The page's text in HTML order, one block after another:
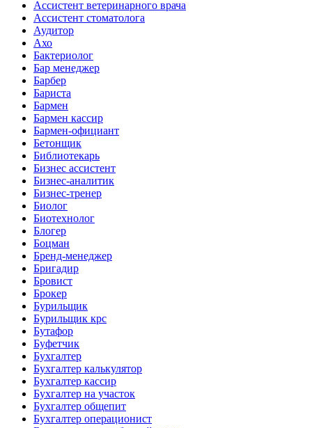
Ассистент ветеринарного врача
Ассистент стоматолога
Аудитор
Ахо
Бактериолог
Бар менеджер
Барбер
Бариста
Бармен
Бармен кассир
Бармен-официант
Бетонщик
Библиотекарь
Бизнес ассистент
Бизнес-аналитик
Бизнес-тренер
Биолог
Биотехнолог
Блогер
Боцман
Бренд-менеджер
Бригадир
Бровист
Брокер
Бурильщик
Бурильщик крс
Бутафор
Буфетчик
Бухгалтер
Бухгалтер калькулятор
Бухгалтер кассир
Бухгалтер на участок
Бухгалтер общепит
Бухгалтер операционист